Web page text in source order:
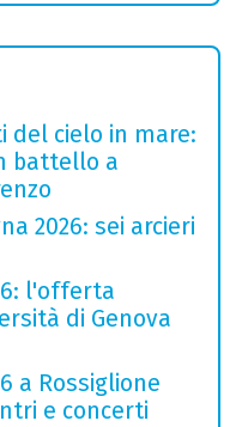
del cielo in mare:
battello a
2026: sei arcieri
l'offerta
di Genova
a Rossiglione
e concerti